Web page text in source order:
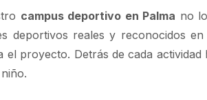
campus deportivo en Palma no
deportivos reales y reconocidos en
el proyecto. Detrás de cada